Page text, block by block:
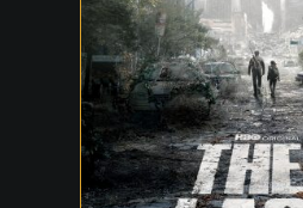
Архів
Контакти
Послуги